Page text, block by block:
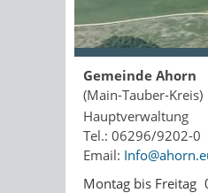
Öffnungszeiten
Gemeinde Ahorn
(Main-Tauber-Kreis)
Hauptverwaltung
Tel.: 06296/9202-0
Email:
Montag bis Freitag